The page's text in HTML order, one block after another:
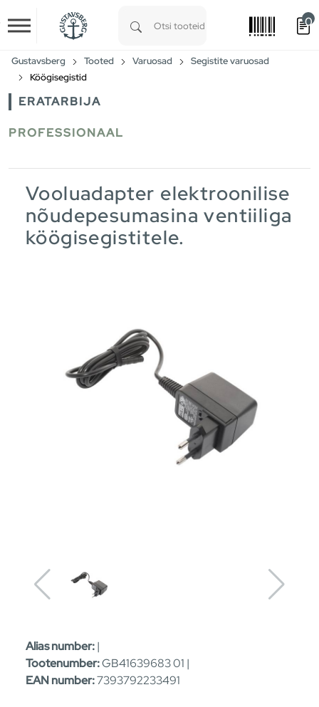
Skip to main content
0
Gustavsberg Tooted Varuosad
Segistite varuosad
Köögisegistid
ERATARBIJA
PROFESSIONAAL
Vooluadapter elektroonilise
nõudepesumasina ventiiliga
köögisegistitele.
Alias number:|
Tootenumber:GB41639683 01 |
EAN number:7393792233491